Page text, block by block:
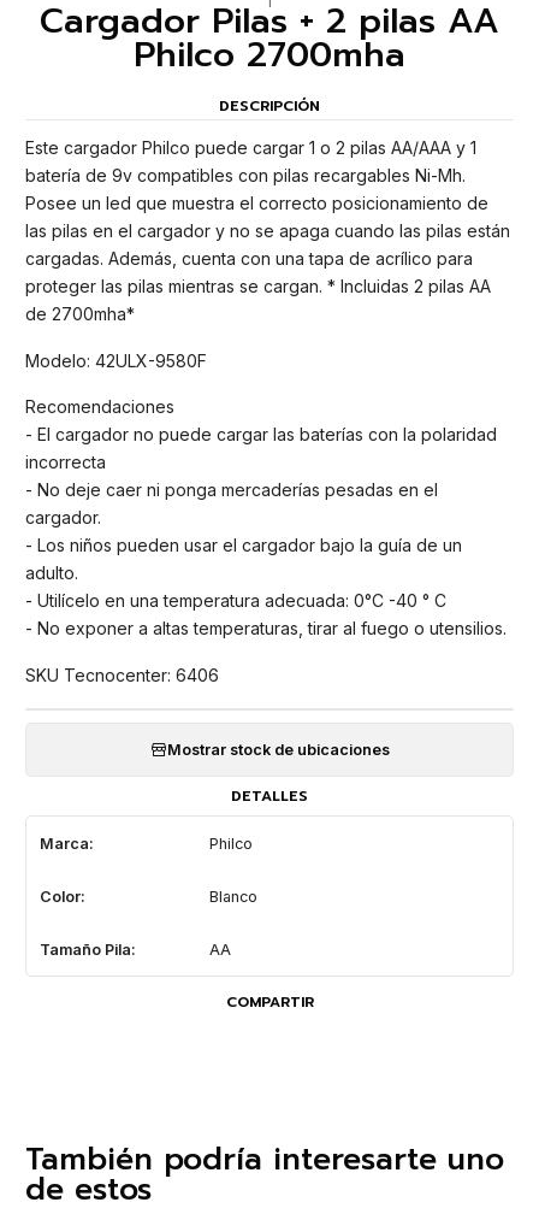
Cargador Pilas + 2 pilas AA
Philco 2700mha
DESCRIPCIÓN
Este cargador Philco puede cargar 1 o 2 pilas AA/AAA y 1
batería de 9v compatibles con pilas recargables Ni-Mh.
Posee un led que muestra el correcto posicionamiento de
las pilas en el cargador y no se apaga cuando las pilas están
cargadas. Además, cuenta con una tapa de acrílico para
proteger las pilas mientras se cargan. * Incluidas 2 pilas AA
de 2700mha*
Modelo: 42ULX-9580F
Recomendaciones
- El cargador no puede cargar las baterías con la polaridad
incorrecta
- No deje caer ni ponga mercaderías pesadas en el
cargador.
- Los niños pueden usar el cargador bajo la guía de un
adulto.
- Utilícelo en una temperatura adecuada: 0°C -40 ° C
- No exponer a altas temperaturas, tirar al fuego o utensilios.
SKU Tecnocenter: 6406
Mostrar stock de ubicaciones
DETALLES
Marca: Philco
Color: Blanco
Tamaño Pila: AA
COMPARTIR
También podría interesarte uno
de estos